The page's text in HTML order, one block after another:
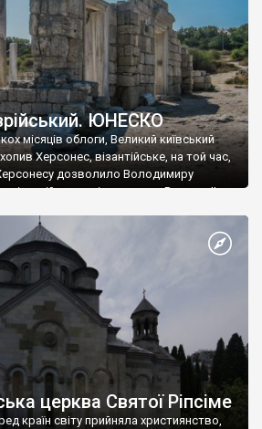
ЮНЕСКО
місяців облоги, Великий київський
Херсонес, візантійське, на той час,
дозволило Володимиру
візантійському імператору Василю ІІ, та
язичник, став Василем-християнином.
Русі. На честь Херсонесу Таврійського
церква Святої Ріпсіме
країн світу прийняла християнство,